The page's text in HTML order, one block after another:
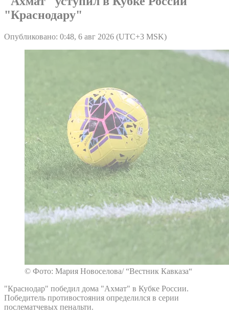
"Краснодару"
Опубликовано: 0:48, 6 авг 2026 (UTC+3 MSK)
© Фото: Мария Новоселова/ “Вестник Кавказа“
"Краснодар" победил дома "Ахмат" в Кубке России.
Победитель противостояния определился в серии
послематчевых пенальти.